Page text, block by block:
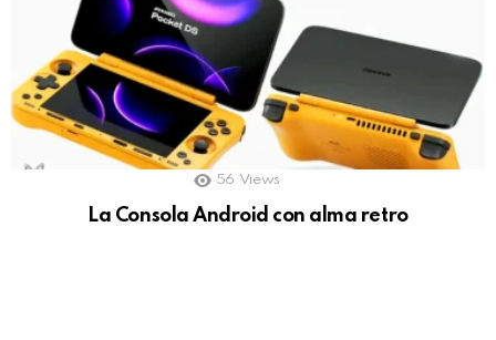
56 Views
La Consola Android con alma retro